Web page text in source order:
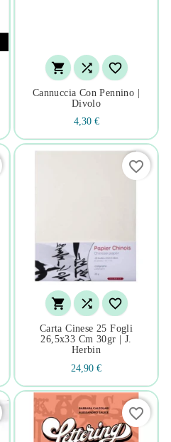
  
Cannuccia Con Pennino |
Divolo
4,30 €
  
Carta Cinese 25 Fogli
26,5x33 Cm 30gr | J.
Herbin
24,90 €
favorite_border
favorite_border